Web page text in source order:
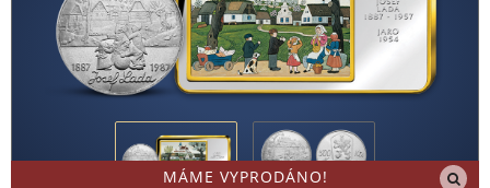
MÁME VYPRODÁNO!